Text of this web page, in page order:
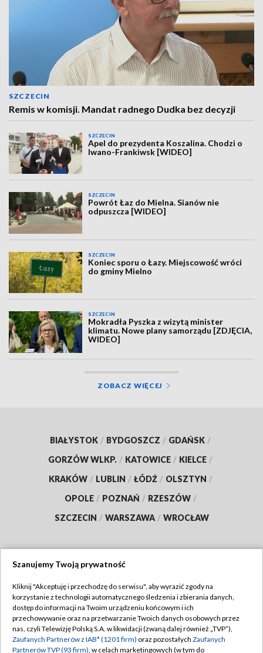
SZCZECIN
Remis w komisji. Mandat radnego Dudka bez decyzji
SZCZECIN
Apel do prezydenta Koszalina. Chodzi o
Iwano-Frankiwsk [WIDEO]
SZCZECIN
Powrót Łaz do Mielna. Sianów nie
odpuszcza [WIDEO]
SZCZECIN
Koniec sporu o Łazy. Miejscowość wróci
do gminy Mielno
SZCZECIN
Mokradła Pyszka z wizytą minister
klimatu. Nowe plany samorządu [ZDJĘCIA,
WIDEO]
ZOBACZ WIĘCEJ
BIAŁYSTOK / BYDGOSZCZ / GDAŃSK /
GORZÓW WLKP. / KATOWICE / KIELCE /
KRAKÓW / LUBLIN / ŁÓDŹ / OLSZTYN /
OPOLE / POZNAŃ / RZESZÓW /
SZCZECIN / WARSZAWA / WROCŁAW
TVP
Abonament TVP
Emisja w TVP
Regulamin TVP
Polityka prywatności
Szanujemy Twoją prywatność
Kliknij "Akceptuję i przechodzę do serwisu", aby wyrazić zgody na
korzystanie z technologii automatycznego śledzenia i zbierania danych,
dostęp do informacji na Twoim urządzeniu końcowym i ich
przechowywanie oraz na przetwarzanie Twoich danych osobowych przez
nas, czyli Telewizję Polską S.A. w likwidacji (zwaną dalej również „TVP”),
Zaufanych Partnerów z IAB* (1201 firm) oraz pozostałych Zaufanych
Partnerów TVP (93 firm), w celach marketingowych (w tym do